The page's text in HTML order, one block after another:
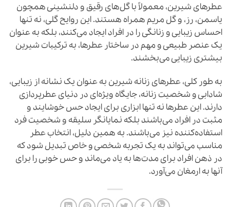
عطرهای شیرین، معمولاً با گل‌های رقیق و دلنشینی همچون
یاسمن، رز، و گل مریم همراه هستند. این روایح گلی، نه تنها
احساس زیبایی و زنانگی را در افراد ایجاد می‌کنند، بلکه به عنوان
یک عنصر طبیعی و مهم در ساختار عطرها، به ترکیبات شیرین
بیشتری زیبایی می‌بخشند.
به طور کلی، عطرهای زنانه شیرین به عنوان یک نشانه از زیبایی،
شادابی و شخصیت زنانه، جایگاه ویژه‌ای در دنیای عطرپردازی
دارند. این عطرها نه تنها ابزاری برای ایجاد حس خوشایند و
مثبت در افراد می‌باشند بلکه نمایانگر سلیقه و شخصیت فرد
استفاده‌کننده نیز می‌باشند. به همین دلیل، انتخاب عطر
مناسب می‌تواند به یک تجربه شخصی و خاص تبدیل شود که
در ذهن افراد برای مدت‌ها به یاد می‌ماند و حس خوبی را برای
آنها به ارمغان می‌آورد.